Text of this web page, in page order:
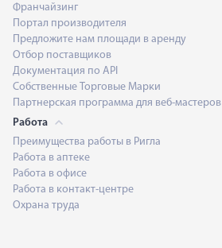
Франчайзинг
Портал производителя
Предложите нам площади в аренду
Отбор поставщиков
Документация по API
Собственные Торговые Марки
Партнерская программа для веб-мастеров
Работа
Преимущества работы в Ригла
Работа в аптеке
Работа в офисе
Работа в контакт-центре
Охрана труда